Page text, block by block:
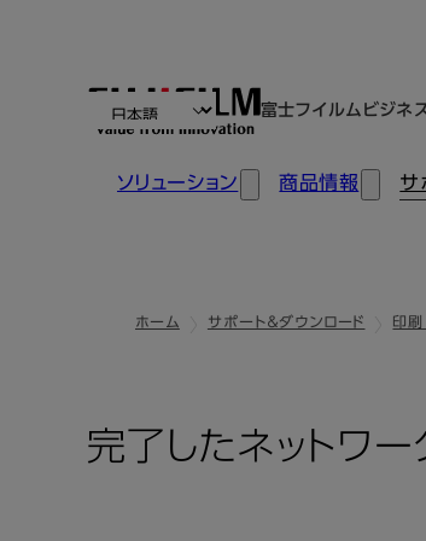
富士フイルムビジネ
ソリューション 商品情報 サ
ホーム サポート＆ダウンロード 印刷
完了したネットワー